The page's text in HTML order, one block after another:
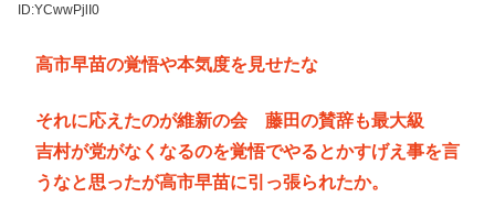
ID:YCwwPjlI0
高市早苗の覚悟や本気度を見せたな
それに応えたのが維新の会 藤田の賛辞も最大級
吉村が党がなくなるのを覚悟でやるとかすげえ事を言
うなと思ったが高市早苗に引っ張られたか。